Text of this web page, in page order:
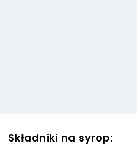
Składniki na syrop: